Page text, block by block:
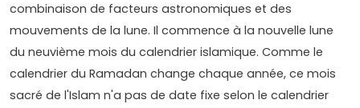
combinaison de facteurs astronomiques et des
mouvements de la lune. Il commence à la nouvelle lune
du neuvième mois du calendrier islamique. Comme le
calendrier du Ramadan change chaque année, ce mois
sacré de l'Islam n'a pas de date fixe selon le calendrier